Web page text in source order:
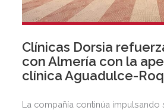
Clínicas Dorsia
con Almería con la
clínica Aguadulce-
La compañía continúa impulsando